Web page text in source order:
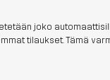
joko
tilaukset. Tämä